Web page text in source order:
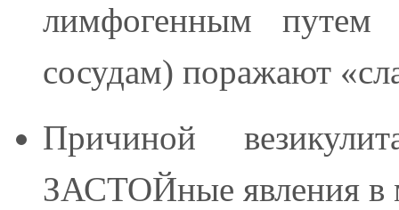
лимфогенным путем
сосудам) поражают
Причиной
ЗАСТОЙные явления в